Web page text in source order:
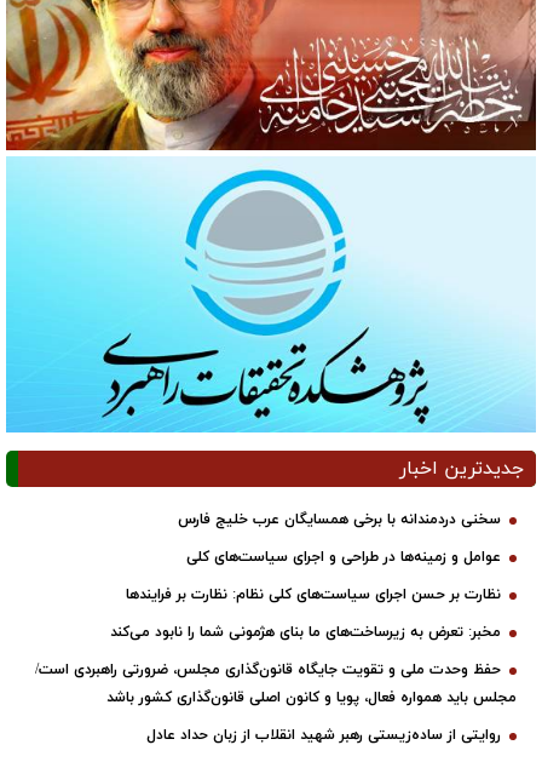
جدیدترین اخبار
سخنی دردمندانه با برخی همسایگان عرب خلیج فارس
عوامل و زمینه‌ها در طراحی و اجرای سیاست‌های کلی
نظارت بر حسن اجرای سیاست‌های کلی نظام: نظارت بر فرایندها
مخبر: تعرض به زیرساخت‌های ما بنای هژمونی شما را نابود می‌کند
حفظ وحدت ملی و تقویت جایگاه قانون‌گذاری مجلس، ضرورتی راهبردی است/
مجلس باید همواره فعال، پویا و کانون اصلی قانون‌گذاری کشور باشد
روایتی از ساده‌زیستی رهبر شهید انقلاب از زبان حداد عادل